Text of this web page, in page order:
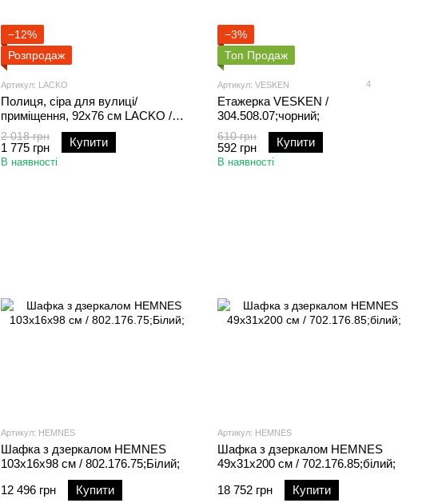
−12%
Розпродаж
Артикул: LACKO
Полиця, сіра для вулиці/
приміщення, 92x76 см LACKO /
306.015.47
2 018 грн
1 775 грн Купити
В наявності
−3%
Топ Продаж
Артикул: VESKEN 4
Етажерка VESKEN /
304.508.07;чорний;
610 грн
592 грн Купити
В наявності
Артикул: HEMNES
Шафка з дзеркалом HEMNES
103x16x98 см / 802.176.75;Білий;
12 496 грн
Купити
Артикул: HEMNES
Шафка з дзеркалом HEMNES
49x31x200 см / 702.176.85;білий;
18 752 грн
Купити